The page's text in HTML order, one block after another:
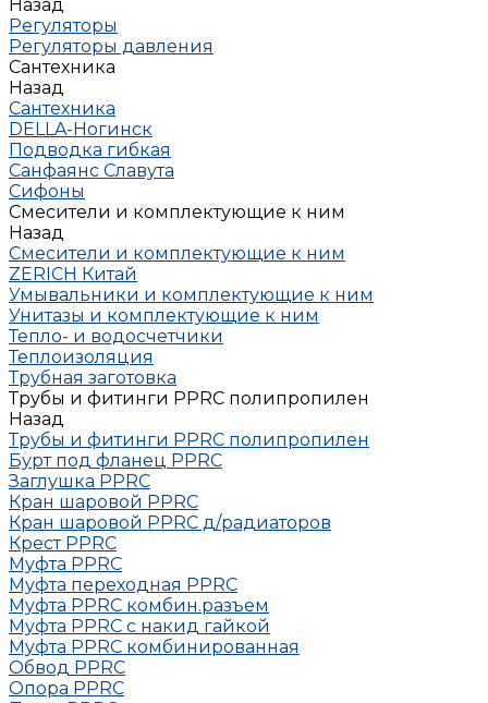
Назад
Регуляторы
Регуляторы давления
Сантехника
Назад
Сантехника
DELLA-Ногинск
Подводка гибкая
Санфаянс Славута
Сифоны
Смесители и комплектующие к ним
Назад
Смесители и комплектующие к ним
ZERICH Китай
Умывальники и комплектующие к ним
Унитазы и комплектующие к ним
Тепло- и водосчетчики
Теплоизоляция
Трубная заготовка
Трубы и фитинги PPRC полипропилен
Назад
Трубы и фитинги PPRC полипропилен
Бурт под фланец РРRC
Заглушка РРRC
Кран шаровой PPRC
Кран шаровой PPRC д/радиаторов
Крест PPRC
Муфта PPRC
Муфта переходная PPRC
Муфта РРRC комбин.разъем
Муфта PPRC с накид гайкой
Муфта РРRC комбинированная
Обвод РРRC
Опора РРRC